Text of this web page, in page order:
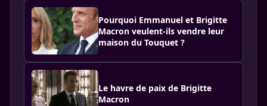
Pourquoi Emmanuel et Brigitte
Macron veulent-ils vendre leur
maison du Touquet ?
Le havre de paix de Brigitte
Macron